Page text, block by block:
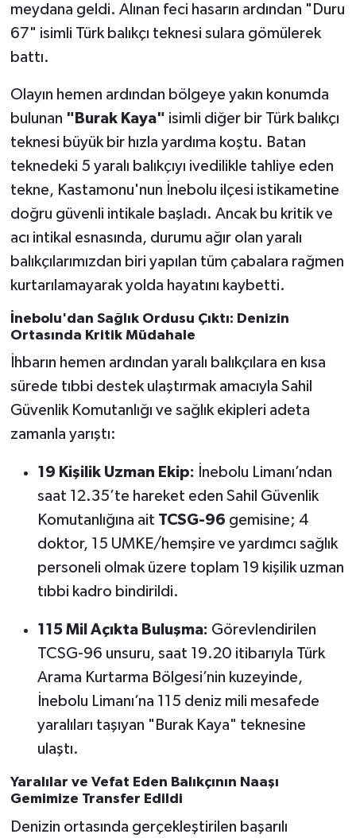
meydana geldi. Alınan feci hasarın ardından "Duru
67" isimli Türk balıkçı teknesi sulara gömülerek
battı.
Olayın hemen ardından bölgeye yakın konumda
bulunan "Burak Kaya" isimli diğer bir Türk balıkçı
teknesi büyük bir hızla yardıma koştu. Batan
teknedeki 5 yaralı balıkçıyı ivedilikle tahliye eden
tekne, Kastamonu'nun İnebolu ilçesi istikametine
doğru güvenli intikale başladı. Ancak bu kritik ve
acı intikal esnasında, durumu ağır olan yaralı
balıkçılarımızdan biri yapılan tüm çabalara rağmen
kurtarılamayarak yolda hayatını kaybetti.
İnebolu'dan Sağlık Ordusu Çıktı: Denizin
Ortasında Kritik Müdahale
İhbarın hemen ardından yaralı balıkçılara en kısa
sürede tıbbi destek ulaştırmak amacıyla Sahil
Güvenlik Komutanlığı ve sağlık ekipleri adeta
zamanla yarıştı:
19 Kişilik Uzman Ekip: İnebolu Limanı’ndan
saat 12.35’te hareket eden Sahil Güvenlik
Komutanlığına ait TCSG-96 gemisine; 4
doktor, 15 UMKE/hemşire ve yardımcı sağlık
personeli olmak üzere toplam 19 kişilik uzman
tıbbi kadro bindirildi.
115 Mil Açıkta Buluşma: Görevlendirilen
TCSG-96 unsuru, saat 19.20 itibarıyla Türk
Arama Kurtarma Bölgesi’nin kuzeyinde,
İnebolu Limanı’na 115 deniz mili mesafede
yaralıları taşıyan "Burak Kaya" teknesine
ulaştı.
Yaralılar ve Vefat Eden Balıkçının Naaşı
Gemimize Transfer Edildi
Denizin ortasında gerçekleştirilen başarılı
MAGAZİN
Resmi İlan
Sağlık
SİYASET
Spor
Ulusal
Yaşam